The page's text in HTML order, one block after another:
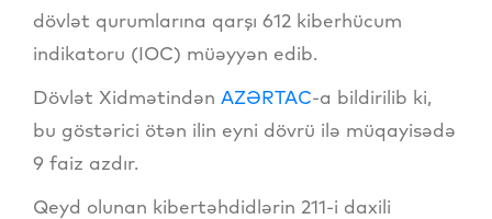
dövlət qurumlarına qarşı 612 kiberhücum
indikatoru (IOC) müəyyən edib.
Dövlət Xidmətindən AZƏRTAC-a bildirilib ki,
bu göstərici ötən ilin eyni dövrü ilə müqayisədə
9 faiz azdır.
Qeyd olunan kibertəhdidlərin 211-i daxili